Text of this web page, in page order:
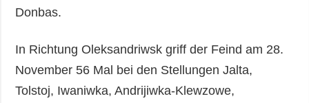
Donbas.
In Richtung Oleksandriwsk griff der Feind am 28.
November 56 Mal bei den Stellungen Jalta,
Tolstoj, Iwaniwka, Andrijiwka-Klewzowe,